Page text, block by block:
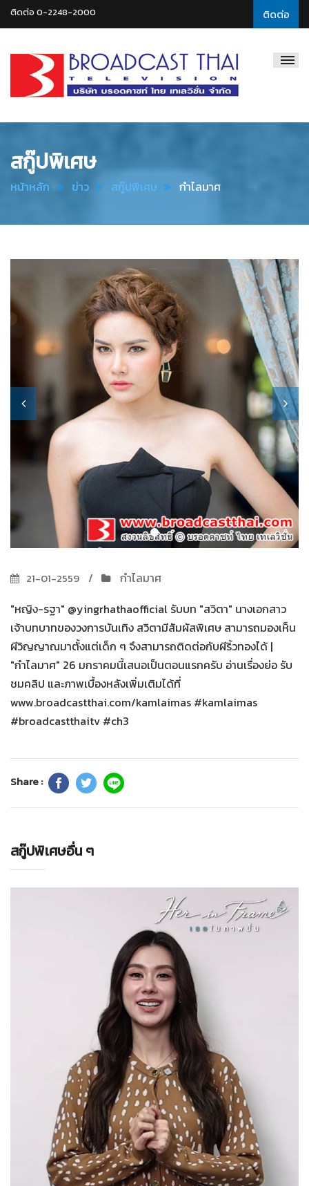
ติดต่อ
ติดต่อ 0-2248-2000
Thai
สกู๊ปพิเศษ
หน้าหลัก ข่าว สกู๊ปพิเศษ กำไลมาศ
21-01-2559
กำไลมาศ
"หญิง-รฐา" @yingrhathaofficial รับบท "สวิตา" นางเอกสาว
เจ้าบทบาทของวงการบันเทิง สวิตามีสัมผัสพิเศษ สามารถมองเห็น
ผีวิญญาณมาตั้งแต่เด็ก ๆ จึงสามารถติดต่อกับผีริ้วทองได้ |
"กำไลมาศ" 26 มกราคมนี้เสนอเป็นตอนแรกครับ อ่านเรื่องย่อ รับ
ชมคลิป และภาพเบื้องหลังเพิ่มเติมได้ที่
www.broadcastthai.com/kamlaimas #kamlaimas
#broadcastthaitv #ch3
Share :
สกู๊ปพิเศษอื่น ๆ